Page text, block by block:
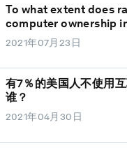
To what extent does
computer ownership
2021年07月23日
有7％的美国人不使用
谁？
2021年04月30日